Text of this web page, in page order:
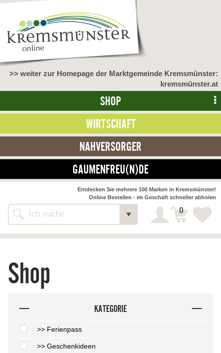
>> weiter zur Homepage der Marktgemeinde Kremsmünster:
kremsmünster.at
SHOP
WIRTSCHAFT
NAHVERSORGER
GAUMENFREU(N)DE
Shop
Entdecken Sie mehrere 100 Marken in Kremsmünster!
Online Bestellen - im Geschäft schneller abholen
0
Shop
KATEGORIE
>> Ferienpass
>> Geschenkideen